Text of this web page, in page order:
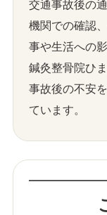
交通事故後の
機関での確認
事や生活への
鍼灸整骨院ひ
事故後の不安
ています。